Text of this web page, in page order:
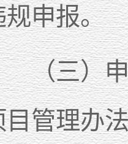
规申报。
三）申请
目管理办